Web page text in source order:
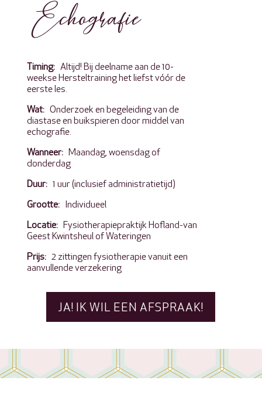
Echografie
Timing:Altijd! Bij deelname aan de 10-
weekse Hersteltraining het liefst vóór de
eerste les.
Wat:Onderzoek en begeleiding van de
diastase en buikspieren door middel van
echografie.
Wanneer:Maandag, woensdag of
donderdag
Duur:1 uur (inclusief administratietijd)
Grootte: Individueel
Locatie:Fysiotherapiepraktijk Hofland-van
Geest Kwintsheul of Wateringen
Prijs:2 zittingen fysiotherapie vanuit een
aanvullende verzekering
JA! IK WIL EEN AFSPRAAK!